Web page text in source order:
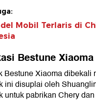
Mobil Terlaris di
Bestune Xiaoma
Bestune Xiaoma dibekali
ini disuplai oleh
untuk pabrikan Chery